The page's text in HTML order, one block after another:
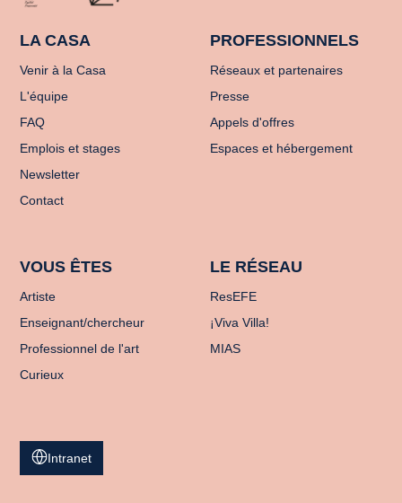
LA CASA
Venir à la Casa
L'équipe
FAQ
Emplois et stages
Newsletter
Contact
PROFESSIONNELS
Réseaux et partenaires
Presse
Appels d'offres
Espaces et hébergement
VOUS ÊTES
Artiste
Enseignant/chercheur
Professionnel de l'art
Curieux
LE RÉSEAU
ResEFE
¡Viva Villa!
MIAS
Intranet